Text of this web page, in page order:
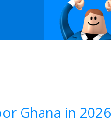
Ghana in 2026